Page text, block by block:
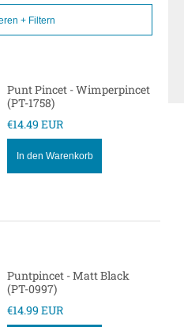
+ Filtern
Punt Pincet - Wimperpincet
(PT-1758)
€14.49 EUR
In den Warenkorb
Puntpincet - Matt Black
(PT-0997)
€14.99 EUR